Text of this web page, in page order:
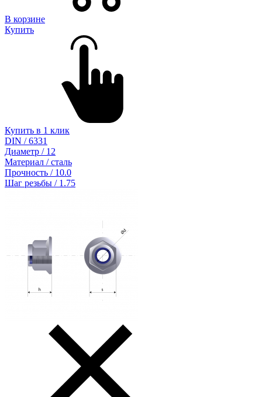
В корзине
Купить
Купить в 1 клик
DIN / 6331
Диаметр / 12
Материал / сталь
Прочность / 10.0
Шаг резьбы / 1.75